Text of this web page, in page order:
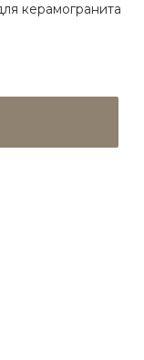
керамогранита